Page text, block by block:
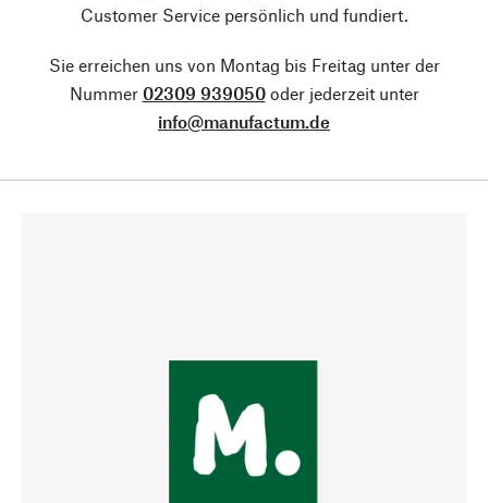
Customer Service persönlich und fundiert.
Sie erreichen uns von Montag bis Freitag unter der
Nummer 02309 939050oder jederzeit unter
info@manufactum.de